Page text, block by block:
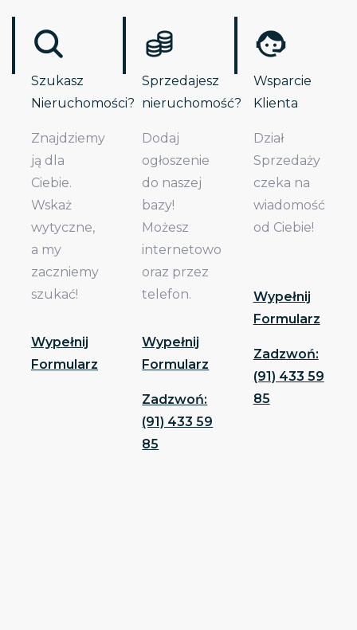
Szukasz
Nieruchomości?
Znajdziemy
ją dla
Ciebie.
Wskaż
wytyczne,
a my
zaczniemy
szukać!
Wypełnij
Formularz
Sprzedajesz
nieruchomość?
Dodaj
ogłoszenie
do naszej
bazy!
Możesz
internetowo
oraz przez
telefon.
Wypełnij
Formularz
Zadzwoń:
(91) 433 59
85
Wsparcie
Klienta
Dział
Sprzedaży
czeka na
wiadomość
od Ciebie!
Wypełnij
Formularz
Zadzwoń:
(91) 433 59
85